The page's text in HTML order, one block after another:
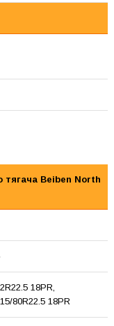
тягача Beiben North
18PR,
80R22.5 18PR